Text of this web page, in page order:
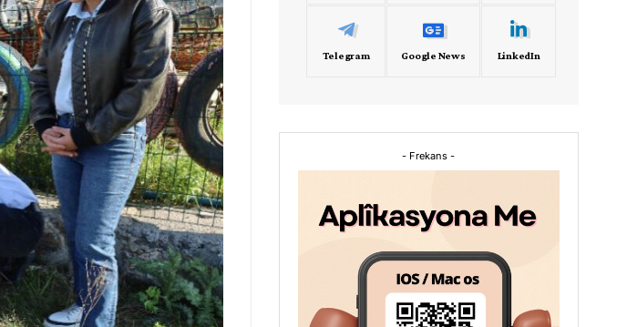
Telegram Google News LinkedIn
- Frekans -